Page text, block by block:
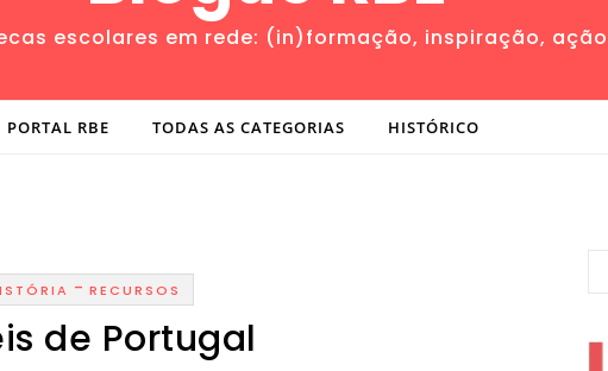
escolares em rede: (in)formação, inspiração, ação
PORTAL RBE TODAS AS CATEGORIAS HISTÓRICO
- RECURSOS
de Portugal